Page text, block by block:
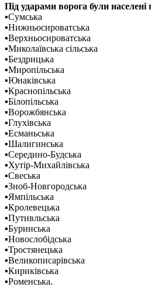
Під ударами ворога були
▪️Сумська
▪️Нижньосироватська
▪️Верхньосироватська
▪️Миколаївська сільська
▪️Бездрицька
▪️Миропільська
▪️Юнаківська
▪️Краснопільська
▪️Білопільська
▪️Ворожбянська
▪️Глухівська
▪️Есманьська
▪️Шалигинська
▪️Середино-Будська
▪️Хутір-Михайлівська
▪️Свеська
▪️Зноб-Новгородська
▪️Ямпільська
▪️Кролевецька
▪️Путивльська
▪️Буринська
▪️Новослобідська
▪️Тростянецька
▪️Великописарівська
▪️Кириківська
▪️Роменська.